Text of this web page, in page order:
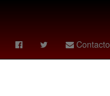
Contacto